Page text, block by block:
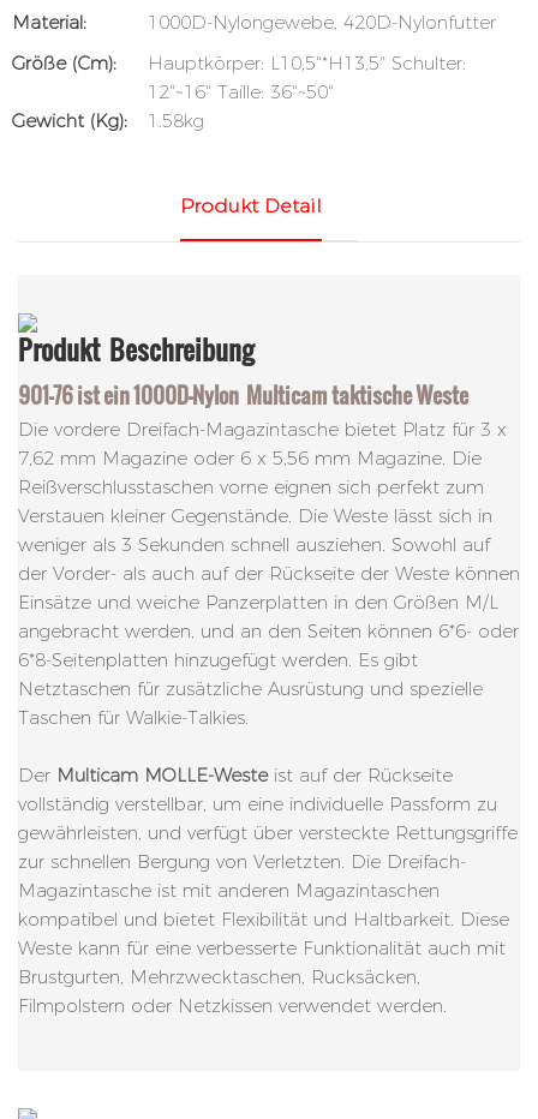
Material:
1000D-Nylongewebe, 420D-Nylonfutter
Größe (cm):
Hauptkörper: L10,5"*H13,5" Schulter:
12"~16" Taille: 36"~50"
Gewicht (kg):
1.58kg
Produkt Detail
Produkt Beschreibung
901-76 ist ein 1000D-Nylon Multicamtaktische Weste
Die vordere Dreifach-Magazintasche bietet Platz für 3 x
7,62 mm Magazine oder 6 x 5,56 mm Magazine. Die
Reißverschlusstaschen vorne eignen sich perfekt zum
Verstauen kleiner Gegenstände. Die Weste lässt sich in
weniger als 3 Sekunden schnell ausziehen. Sowohl auf
der Vorder- als auch auf der Rückseite der Weste können
Einsätze und weiche Panzerplatten in den Größen M/L
angebracht werden, und an den Seiten können 6*6- oder
6*8-Seitenplatten hinzugefügt werden. Es gibt
Netztaschen für zusätzliche Ausrüstung und spezielle
Taschen für Walkie-Talkies.
Der Multicam MOLLE-Weste ist auf der Rückseite
vollständig verstellbar, um eine individuelle Passform zu
gewährleisten, und verfügt über versteckte Rettungsgriffe
zur schnellen Bergung von Verletzten. Die Dreifach-
Magazintasche ist mit anderen Magazintaschen
kompatibel und bietet Flexibilität und Haltbarkeit. Diese
Weste kann für eine verbesserte Funktionalität auch mit
Brustgurten, Mehrzwecktaschen, Rucksäcken,
Filmpolstern oder Netzkissen verwendet werden.